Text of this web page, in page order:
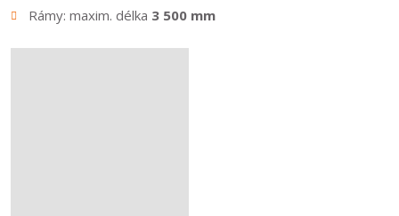
Rámy: maxim. délka 3 500 mm